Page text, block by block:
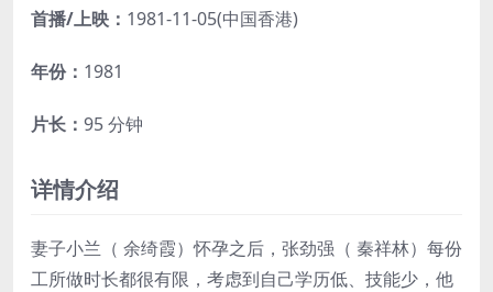
首播/上映： 1981-11-05(中国香港)
年份： 1981
片长： 95 分钟
详情介绍
妻子小兰（ 余绮霞）怀孕之后，张劲强（ 秦祥林）每份
工所做时长都很有限，考虑到自己学历低、技能少，他